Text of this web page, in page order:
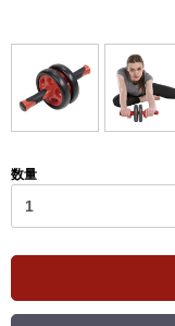
数量